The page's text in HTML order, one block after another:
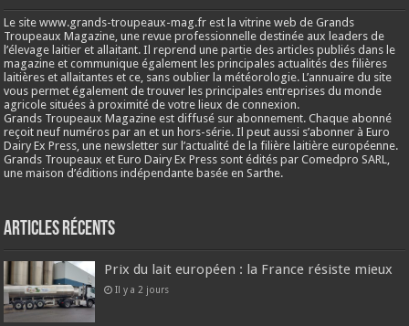
Le site www.grands-troupeaux-mag.fr est la vitrine web de Grands
Troupeaux Magazine, une revue professionnelle destinée aux leaders de
l’élevage laitier et allaitant. Il reprend une partie des articles publiés dans le
magazine et communique également les principales actualités des filières
laitières et allaitantes et ce, sans oublier la météorologie. L’annuaire du site
vous permet également de trouver les principales entreprises du monde
agricole situées à proximité de votre lieux de connexion.
Grands Troupeaux Magazine est diffusé sur abonnement. Chaque abonné
reçoit neuf numéros par an et un hors-série. Il peut aussi s’abonner à Euro
Dairy Ex Press, une newsletter sur l’actualité de la filière laitière européenne.
Grands Troupeaux et Euro Dairy Ex Press sont édités par Comedpro SARL,
une maison d’éditions indépendante basée en Sarthe.
Articles récents
Prix du lait européen : la France résiste mieux
Il y a 2 jours